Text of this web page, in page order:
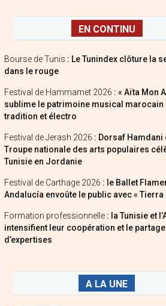
EN CONTINU
Bourse de Tunis : Le Tunindex clôture la
dans le rouge
Festival de Hammamet 2026 : « Aïta Mon
sublime le patrimoine musical marocain
tradition et électro
Festival de Jerash 2026 : Dorsaf Hamdani
Troupe nationale des arts populaires
Tunisie en Jordanie
Festival de Carthage 2026 : le Ballet
Andalucía envoûte le public avec « Tierra
Formation professionnelle : la Tunisie et
intensifient leur coopération et le partage
d’expertises
A LA UNE